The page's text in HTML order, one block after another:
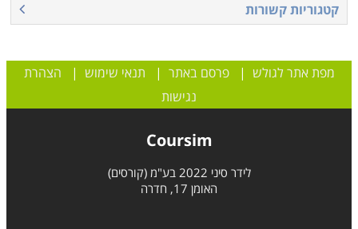
קטגוריות קשורות
מפת אתר לגולש |פרסם באתר | תנאי שימוש | הצהרת
נגישות
Coursim
לידר סיני 2022 בע"מ (קורסים)
האומן 17, חדרה